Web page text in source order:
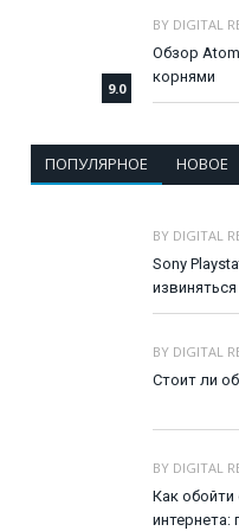
9.0
BY DIGITAL
Обзор
корнями
ПОПУЛЯРНОЕ НОВОЕ
BY DIGITAL
Sony
BY DIGITAL
Стоит ли
BY DIGITAL
Как обойти
интернета: